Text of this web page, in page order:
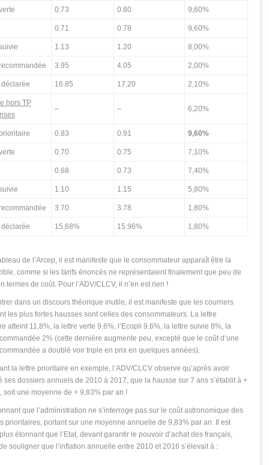
0.73 0.80 9,60%
0.71 0.78 9,60%
1.13 1.20 8,00%
3.95 4.05 2,00%
16.85 17.20 2,10%
hors TP
– – 6,20%
0.83 0.91 9,60%
0.70 0.75 7,10%
0.68 0.73 7,40%
1.10 1.15 5,80%
3.70 3.78 1,80%
15,68% 15.96% 1,80%
de l’Arcep, il est manifeste que le consommateur apparaît être la
comme si les tarifs énoncés ne représentaient finalement que peu de
termes de coût. Pour l’ADV/CLCV, il n’en est rien !
dans un discours théorique inutile, il est manifeste que les courriers
les plus fortes hausses sont celles des consommateurs. La lettre
atteint 11,8%, la lettre verte 9,6%, l’Ecopli 9,6%, la lettre suivie 8%, la
2% (cette dernière augmente peu, excepté que le coût d’une
a doublé voir triple en prix en quelques années).
la lettre prioritaire en exemple, l’ADV/CLCV observe qu’après avoir
ses dossiers annuels de 2010 à 2017, que la hausse sur 7 ans s’établit à +
soit une moyenne de + 9,83% par an !
que l’administration ne s’interroge pas sur le coût astronomique des
prioritaires, portant sur une moyenne annuelle de 9,83% par an. Il est
étonnant que l’Etat, devant garantir le pouvoir d’achat des français,
souligner que l’inflation annuelle entre 2010 et 2016 s’élevait à :